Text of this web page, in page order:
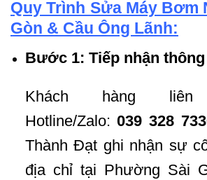
Quy Trình Sửa Máy Bơm
Gòn & Cầu Ông Lãnh:
Bước 1: Tiếp nhận
Khách hàng
Hotline/Zalo:039 328
Thành Đạt ghi nhận sự
địa chỉ tại Phường Sài